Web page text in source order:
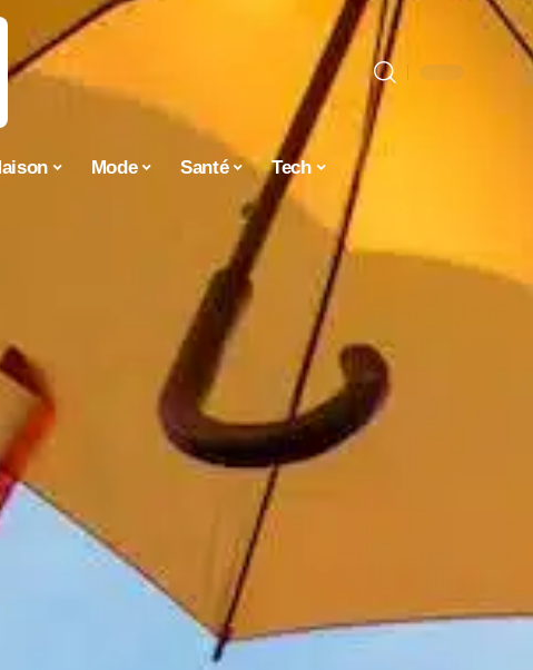
Mode Santé Tech